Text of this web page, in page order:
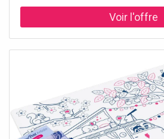
chiffon et de l'eau propre -
1/EN71-2/EN71-3 - Emballage